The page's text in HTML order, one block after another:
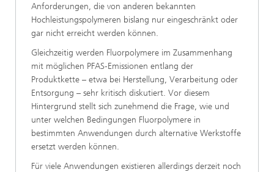
Anforderungen, die von anderen bekannten
Hochleistungspolymeren bislang nur eingeschränkt oder
gar nicht erreicht werden können.
Gleichzeitig werden Fluorpolymere im Zusammenhang
mit möglichen PFAS‑Emissionen entlang der
Produktkette – etwa bei Herstellung, Verarbeitung oder
Entsorgung – sehr kritisch diskutiert. Vor diesem
Hintergrund stellt sich zunehmend die Frage, wie und
unter welchen Bedingungen Fluorpolymere in
bestimmten Anwendungen durch alternative Werkstoffe
ersetzt werden können.
Für viele Anwendungen existieren allerdings derzeit noch